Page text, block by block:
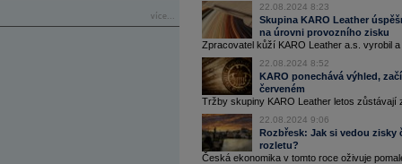
více...
22.08.2024 8:23
Skupina KARO Leather
na úrovni provozního zisku
Zpracovatel kůží KARO Leather a.s. vyrobil
22.08.2024 8:52
KARO ponechává výhled,
červeném
Tržby skupiny KARO Leather letos zůstávají
22.08.2024 9:06
Rozbřesk: Jak si vedou zisky
rozletu?
Česká ekonomika v tomto roce oživuje